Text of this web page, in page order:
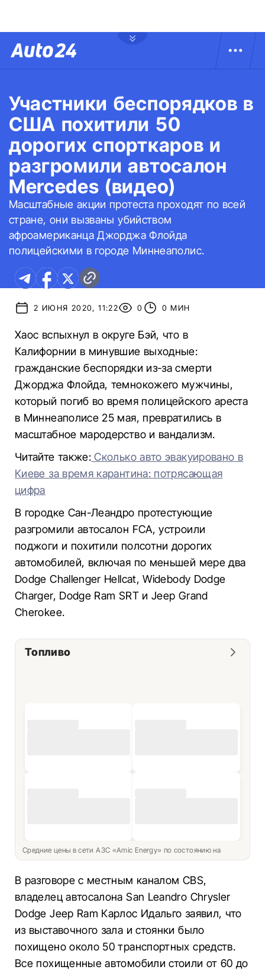
Участники беспорядков в
США похитили 50
дорогих спорткаров и
разгромили автосалон
Mercedes (видео)
Масштабные акции протеста проходят по всей
стране, они вызваны убийством
афроамериканца Джорджа Флойда
полицейскими в городе Миннеаполис.
2 ИЮНЯ 2020, 11:22 0 0 МИН
Хаос вспыхнул в округе Бэй, что в
Калифорнии в минувшие выходные:
гражданские беспорядки из-за смерти
Джорджа Флойда, темнокожего мужчины,
который погиб во время полицейского ареста
в Миннеаполисе 25 мая, превратились в
масштабное мародерство и вандализм.
Читайте также: Сколько авто эвакуировано в
Киеве за время карантина: потрясающая
цифра
В городке Сан-Леандро протестующие
разгромили автосалон FCA, устроили
поджоги и похитили полсотни дорогих
автомобилей, включая по меньшей мере два
Dodge Challenger Hellcat, Widebody Dodge
Charger, Dodge Ram SRT и Jeep Grand
Cherokee.
Топливо
Средние цены в сети АЗС «Amic Energy» по состоянию на
В разговоре с местным каналом CBS,
владелец автосалона San Leandro Chrysler
Dodge Jeep Ram Карлос Идальго заявил, что
из выставочного зала и стоянки было
похищено около 50 транспортных средств.
Все похищенные автомобили стоили от 60 до